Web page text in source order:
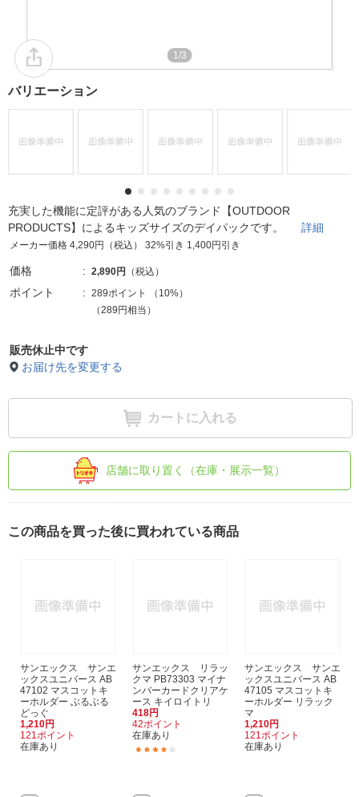
1/3
バリエーション
充実した機能に定評がある人気のブランド【OUTDOOR
PRODUCTS】によるキッズサイズのデイパックです。 詳細
メーカー価格 4,290円（税込） 32%引き 1,400円引き
価格 2,890円 （税込）
ポイント 289ポイント （ 10%）
（289円相当）
販売休止中です
お届け先を変更する
カートに入れる
店舗に取り置く（在庫・展示一覧）
この商品を買った後に買われている商品
サンエックス サンエ
ックスユニバース AB
47102 マスコットキ
ーホルダー ぶるぶる
どっぐ
1,210円
121ポイント
在庫あり
サンエックス リラッ
クマ PB73303 マイナ
ンバーカードクリアケ
ース キイロイトリ
418円
42ポイント
在庫あり
サンエックス サンエ
ックスユニバース AB
47105 マスコットキ
ーホルダー リラック
マ
1,210円
121ポイント
在庫あり